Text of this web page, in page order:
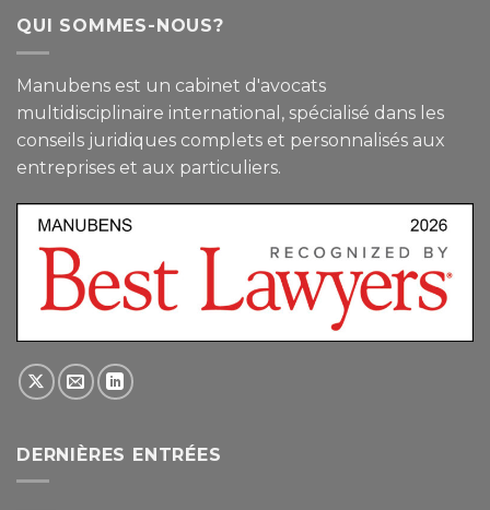
QUI SOMMES-NOUS?
Manubens est un cabinet d'avocats
multidisciplinaire international, spécialisé dans les
conseils juridiques complets et personnalisés aux
entreprises et aux particuliers.
DERNIÈRES ENTRÉES